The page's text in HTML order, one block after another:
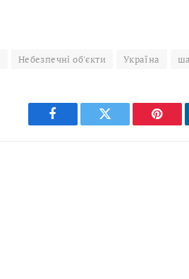
Небезпечні об'єкти Україна
Facebook Twitter